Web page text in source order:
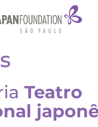
Teatro